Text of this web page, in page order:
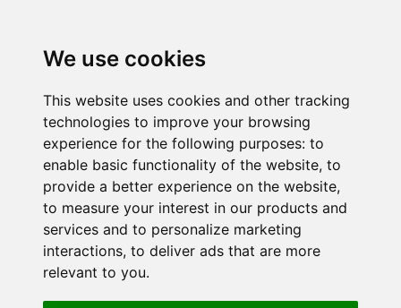
We use cookies
This website uses cookies and other tracking
technologies to improve your browsing
experience for the following purposes: to
enable basic functionality of the website, to
provide a better experience on the website,
to measure your interest in our products and
services and to personalize marketing
interactions, to deliver ads that are more
relevant to you.